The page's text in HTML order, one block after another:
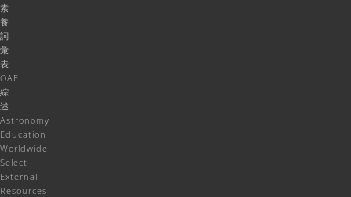
素
養
詞
彙
表
OAE
綜
述
Astronomy
Education
Worldwide
Select
External
Resources